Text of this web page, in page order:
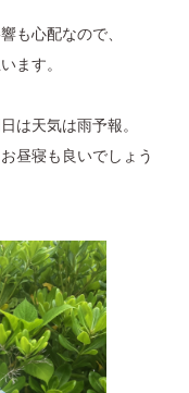
も心配なので、
ます。
は天気は雨予報。
昼寝も良いでしょう